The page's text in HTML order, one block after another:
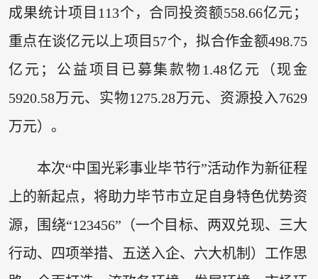
成果统计项目113个，合同投资额558.66亿元；
重点在谈亿元以上项目57个，拟合作金额498.75
亿元；公益项目已募集款物1.48亿元（现金
5920.58万元、实物1275.28万元、资源投入7629
万元）。
本次“中国光彩事业毕节行”活动作为新征程
上的新起点，将助力毕节市立足自身特色优势资
源，围绕“123456”（一个目标、两双兑现、三大
行动、四项举措、五送入企、六大机制）工作思